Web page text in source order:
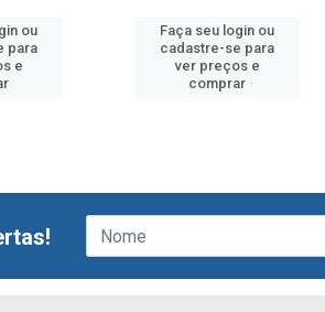
ou
para
e
Faça seu login ou
cadastre-se para
ver preços e
comprar